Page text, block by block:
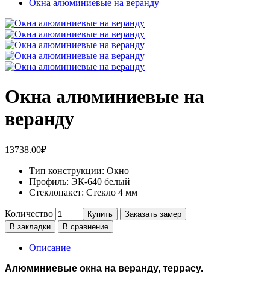
Окна алюминиевые на веранду
Окна алюминиевые на
веранду
13738.00₽
Тип конструкции: Окно
Профиль: ЭК-640 белый
Стеклопакет: Стекло 4 мм
Количество Купить
Заказать замер
В закладки
В сравнение
Описание
Алюминиевые окна на веранду, террасу.